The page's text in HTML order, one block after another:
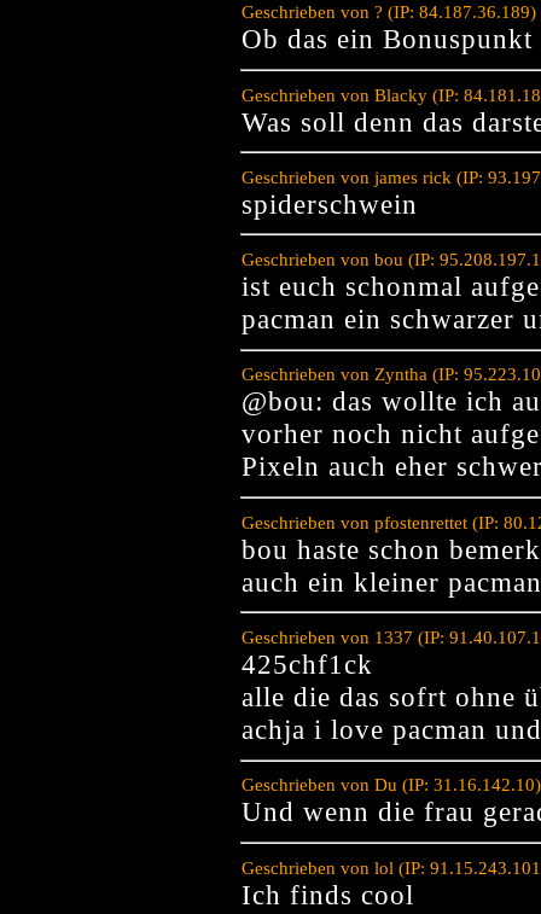
Geschrieben von ? (IP:
Ob das ein Bonuspunkt
Geschrieben von Blacky (IP:
Was soll denn das
Geschrieben von james rick (IP:
spiderschwein
Geschrieben von bou (IP:
ist euch schonmal
pacman ein schwarzer
Geschrieben von Zyntha (IP:
@bou: das wollte ich
vorher noch nicht
Pixeln auch eher
Geschrieben von pfostenrettet (IP:
bou haste schon
auch ein kleiner
Geschrieben von 1337 (IP:
425chf1ck
alle die das sofrt ohne
achja i love pacman
Geschrieben von Du (IP:
Und wenn die frau
Geschrieben von lol (IP:
Ich finds cool